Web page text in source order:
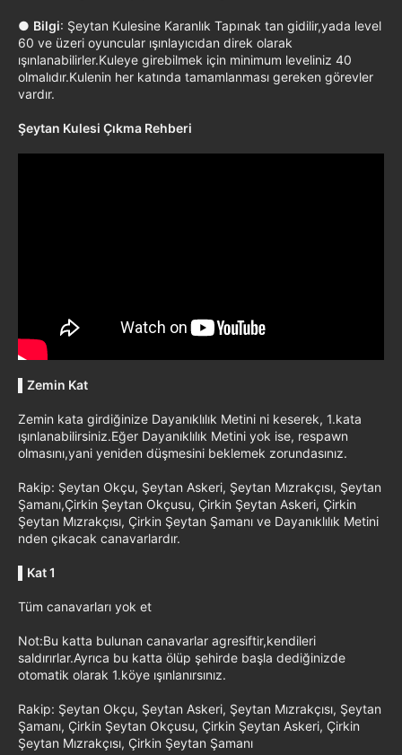
● Bilgi: Şeytan Kulesine Karanlık Tapınak tan gidilir,yada level
60 ve üzeri oyuncular ışınlayıcıdan direk olarak
ışınlanabilirler.Kuleye girebilmek için minimum leveliniz 40
olmalıdır.Kulenin her katında tamamlanması gereken görevler
vardır.
Şeytan Kulesi Çıkma Rehberi
Zemin Kat
Zemin kata girdiğinize Dayanıklılık Metini ni keserek, 1.kata
ışınlanabilirsiniz.Eğer Dayanıklılık Metini yok ise, respawn
olmasını,yani yeniden düşmesini beklemek zorundasınız.
Rakip: Şeytan Okçu, Şeytan Askeri, Şeytan Mızrakçısı, Şeytan
Şamanı,Çirkin Şeytan Okçusu, Çirkin Şeytan Askeri, Çirkin
Şeytan Mızrakçısı, Çirkin Şeytan Şamanı ve Dayanıklılık Metini
nden çıkacak canavarlardır.
Kat 1
Tüm canavarları yok et
Not:Bu katta bulunan canavarlar agresiftir,kendileri
saldırırlar.Ayrıca bu katta ölüp şehirde başla dediğinizde
otomatik olarak 1.köye ışınlanırsınız.
Rakip: Şeytan Okçu, Şeytan Askeri, Şeytan Mızrakçısı, Şeytan
Şamanı, Çirkin Şeytan Okçusu, Çirkin Şeytan Askeri, Çirkin
Şeytan Mızrakçısı, Çirkin Şeytan Şamanı